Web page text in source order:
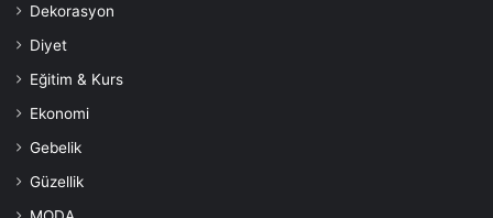
Dekorasyon
Diyet
Eğitim & Kurs
Ekonomi
Gebelik
Güzellik